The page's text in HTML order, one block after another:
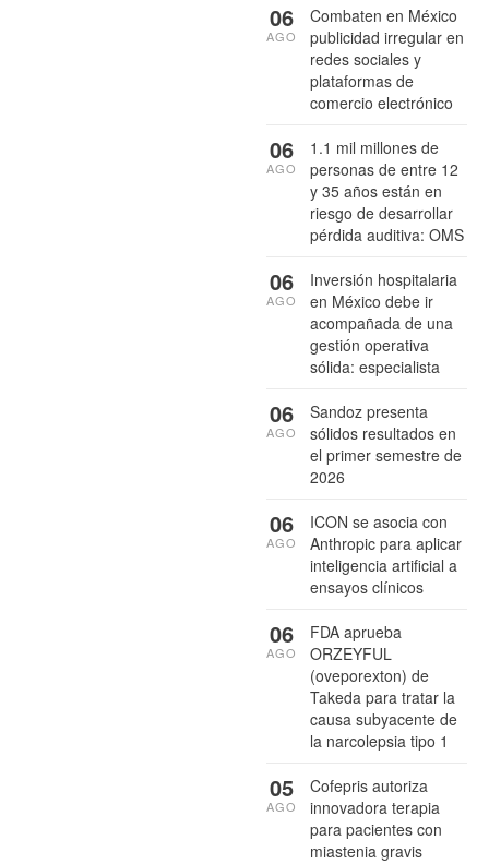
Combaten en México
publicidad irregular en
redes sociales y
plataformas de
comercio electrónico
06
AGO
1.1 mil millones de
personas de entre 12
y 35 años están en
riesgo de desarrollar
pérdida auditiva: OMS
06
AGO
Inversión hospitalaria
en México debe ir
acompañada de una
gestión operativa
sólida: especialista
06
AGO
Sandoz presenta
sólidos resultados en
el primer semestre de
2026
06
AGO
ICON se asocia con
Anthropic para aplicar
inteligencia artificial a
ensayos clínicos
06
AGO
FDA aprueba
ORZEYFUL
(oveporexton) de
Takeda para tratar la
causa subyacente de
la narcolepsia tipo 1
06
AGO
Cofepris autoriza
innovadora terapia
para pacientes con
miastenia gravis
05
AGO